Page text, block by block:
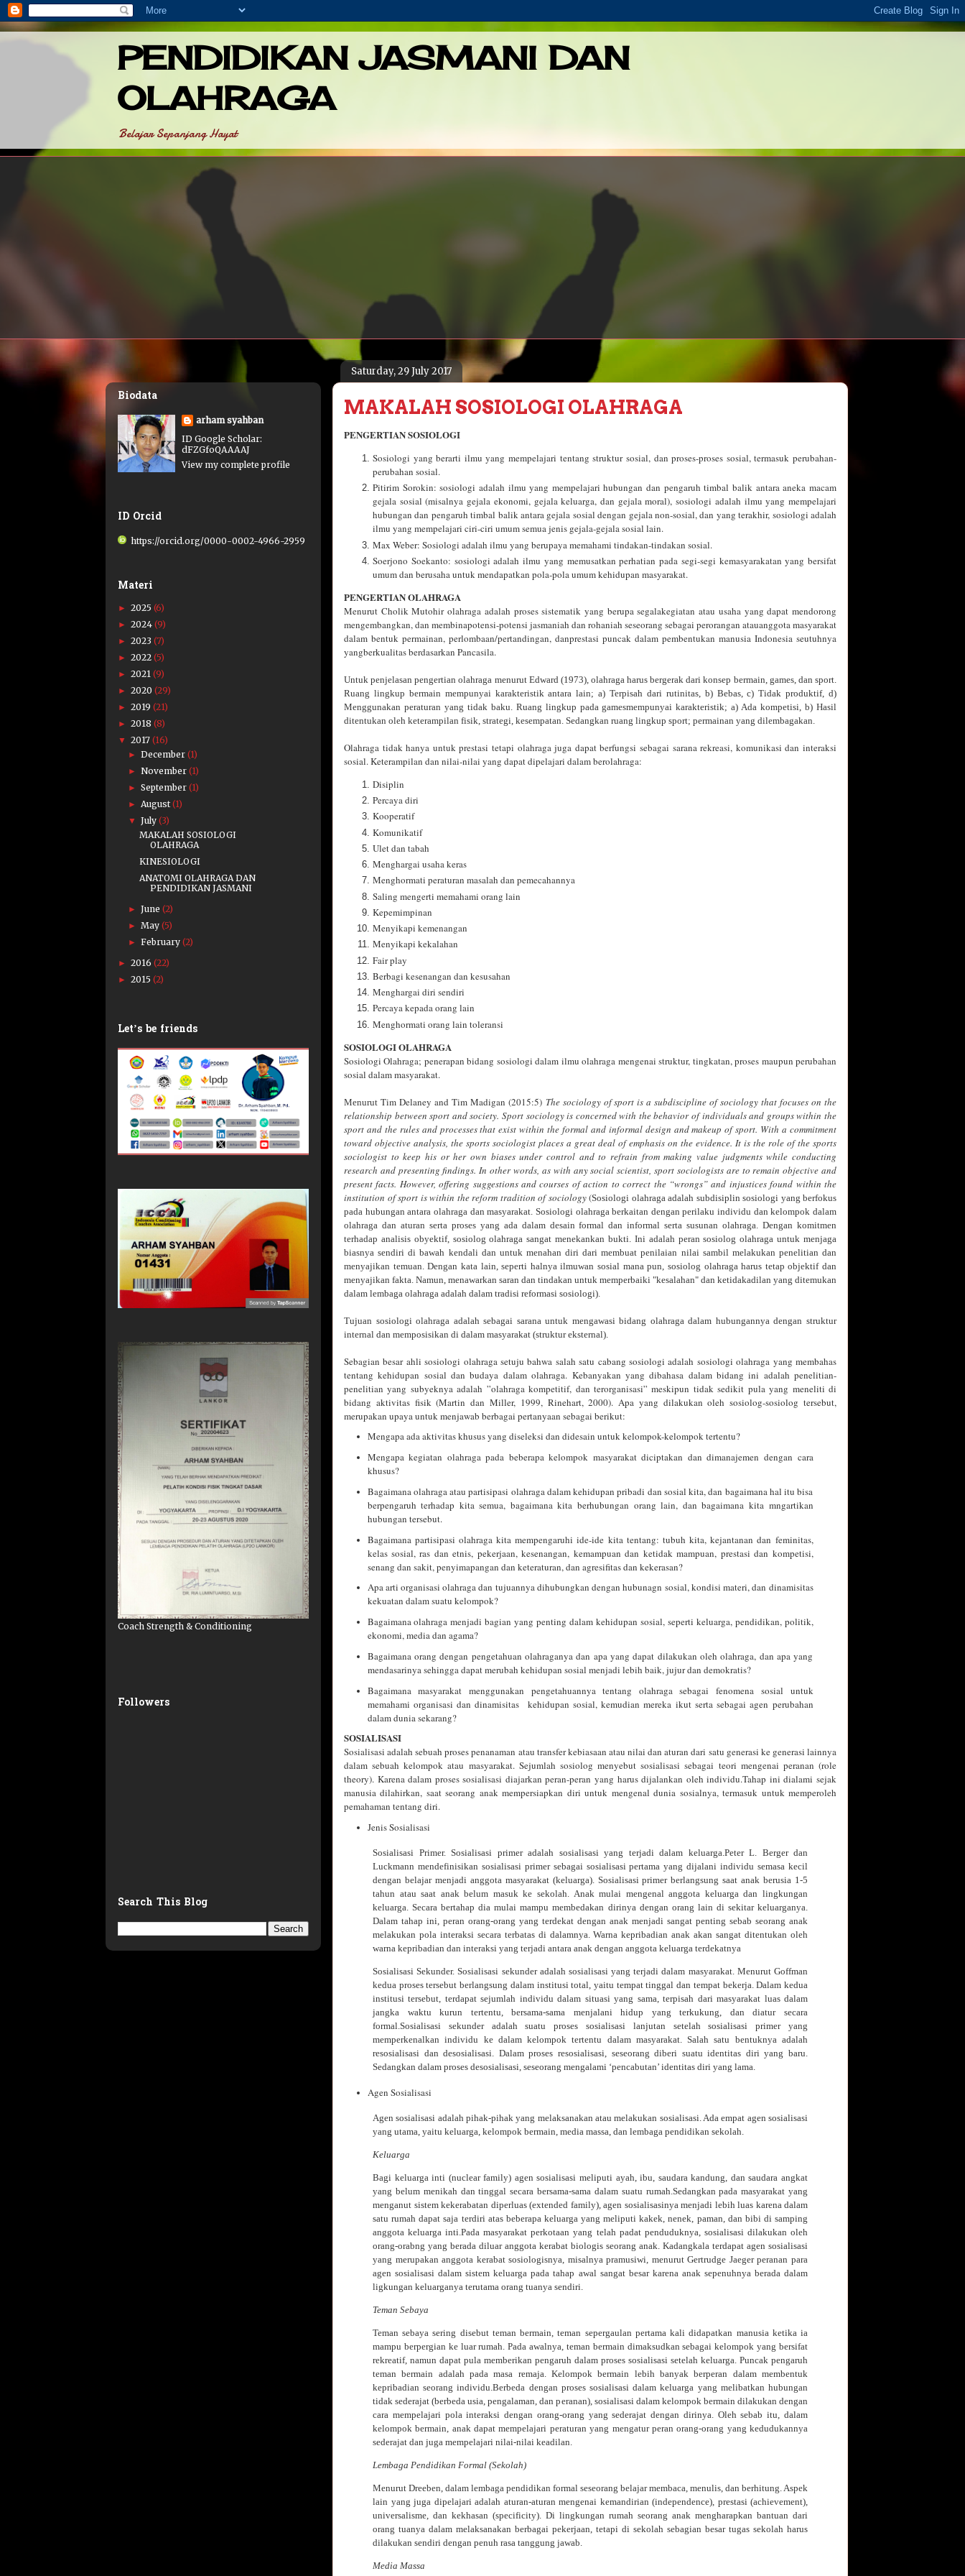
PENDIDIKAN JASMANI DAN
OLAHRAGA
Belajar Sepanjang Hayat
Saturday, 29 July 2017
MAKALAH SOSIOLOGI OLAHRAGA
PENGERTIAN SOSIOLOGI
Sosiologi yang berarti ilmu yang mempelajari tentang struktur sosial, dan proses-proses sosial, termasuk perubahan-
perubahan sosial.
Pitirim Sorokin: sosiologi adalah ilmu yang mempelajari hubungan dan pengaruh timbal balik antara aneka macam
gejala sosial (misalnya gejala ekonomi, gejala keluarga, dan gejala moral), sosiologi adalah ilmu yang mempelajari
hubungan dan pengaruh timbal balik antara gejala sosial dengan gejala non-sosial, dan yang terakhir, sosiologi adalah
ilmu yang mempelajari ciri-ciri umum semua jenis gejala-gejala sosial lain.
Max Weber: Sosiologi adalah ilmu yang berupaya memahami tindakan-tindakan sosial.
Soerjono Soekanto: sosiologi adalah ilmu yang memusatkan perhatian pada segi-segi kemasyarakatan yang bersifat
umum dan berusaha untuk mendapatkan pola-pola umum kehidupan masyarakat.
PENGERTIAN OLAHRAGA
Menurut Cholik Mutohir olahraga adalah proses sistematik yang berupa segalakegiatan atau usaha yang dapat mendorong
mengembangkan, dan membinapotensi-potensi jasmaniah dan rohaniah seseorang sebagai perorangan atauanggota masyarakat
dalam bentuk permainan, perlombaan/pertandingan, danprestasi puncak dalam pembentukan manusia Indonesia seutuhnya
yangberkualitas berdasarkan Pancasila.
Untuk penjelasan pengertian olahraga menurut Edward (1973), olahraga harus bergerak dari konsep bermain, games, dan sport.
Ruang lingkup bermain mempunyai karakteristik antara lain; a) Terpisah dari rutinitas, b) Bebas, c) Tidak produktif, d)
Menggunakan peraturan yang tidak baku. Ruang lingkup pada gamesmempunyai karakteristik; a) Ada kompetisi, b) Hasil
ditentukan oleh keterampilan fisik, strategi, kesempatan. Sedangkan ruang lingkup sport; permainan yang dilembagakan.
Olahraga tidak hanya untuk prestasi tetapi olahraga juga dapat berfungsi sebagai sarana rekreasi, komunikasi dan interaksi
sosial. Keterampilan dan nilai-nilai yang dapat dipelajari dalam berolahraga:
Disiplin
Percaya diri
Kooperatif
Komunikatif
Ulet dan tabah
Menghargai usaha keras
Menghormati peraturan masalah dan pemecahannya
Saling mengerti memahami orang lain
Kepemimpinan
Menyikapi kemenangan
Menyikapi kekalahan
Fair play
Berbagi kesenangan dan kesusahan
Menghargai diri sendiri
Percaya kepada orang lain
Menghormati orang lain toleransi
SOSIOLOGI OLAHRAGA
Sosiologi Olahraga; penerapan bidang sosiologi dalam ilmu olahraga mengenai struktur, tingkatan, proses maupun perubahan
sosial dalam masyarakat.
Menurut Tim Delaney and Tim Madigan (2015:5) The sociology of sport is a subdiscipline of sociology that focuses on the
relationship between sport and society. Sport sociology is concerned with the behavior of individuals and groups within the
sport and the rules and processes that exist within the formal and informal design and makeup of sport. With a commitment
toward objective analysis, the sports sociologist places a great deal of emphasis on the evidence. It is the role of the sports
sociologist to keep his or her own biases under control and to refrain from making value judgments while conducting
research and presenting findings. In other words, as with any social scientist, sport sociologists are to remain objective and
present facts. However, offering suggestions and courses of action to correct the “wrongs” and injustices found within the
institution of sport is within the reform tradition of sociology(Sosiologi olahraga adalah subdisiplin sosiologi yang berfokus
pada hubungan antara olahraga dan masyarakat. Sosiologi olahraga berkaitan dengan perilaku individu dan kelompok dalam
olahraga dan aturan serta proses yang ada dalam desain formal dan informal serta susunan olahraga. Dengan komitmen
terhadap analisis obyektif, sosiolog olahraga sangat menekankan bukti. Ini adalah peran sosiolog olahraga untuk menjaga
biasnya sendiri di bawah kendali dan untuk menahan diri dari membuat penilaian nilai sambil melakukan penelitian dan
menyajikan temuan. Dengan kata lain, seperti halnya ilmuwan sosial mana pun, sosiolog olahraga harus tetap objektif dan
menyajikan fakta. Namun, menawarkan saran dan tindakan untuk memperbaiki "kesalahan" dan ketidakadilan yang ditemukan
dalam lembaga olahraga adalah dalam tradisi reformasi sosiologi).
Tujuan sosiologi olahraga adalah sebagai sarana untuk mengawasi bidang olahraga dalam hubungannya dengan struktur
internal dan memposisikan di dalam masyarakat (struktur eksternal).
Sebagian besar ahli sosiologi olahraga setuju bahwa salah satu cabang sosiologi adalah sosiologi olahraga yang membahas
tentang kehidupan sosial dan budaya dalam olahraga. Kebanyakan yang dibahasa dalam bidang ini adalah penelitian-
penelitian yang subyeknya adalah ”olahraga kompetitif, dan terorganisasi” meskipun tidak sedikit pula yang meneliti di
bidang aktivitas fisik (Martin dan Miller, 1999, Rinehart, 2000). Apa yang dilakukan oleh sosiolog-sosiolog tersebut,
merupakan upaya untuk menjawab berbagai pertanyaan sebagai berikut:
Mengapa ada aktivitas khusus yang diseleksi dan didesain untuk kelompok-kelompok tertentu?
Mengapa kegiatan olahraga pada beberapa kelompok masyarakat diciptakan dan dimanajemen dengan cara
khusus?
Bagaimana olahraga atau partisipasi olahraga dalam kehidupan pribadi dan sosial kita, dan bagaimana hal itu bisa
berpengaruh terhadap kita semua, bagaimana kita berhubungan orang lain, dan bagaimana kita mngartikan
hubungan tersebut.
Bagaimana partisipasi olahraga kita mempengaruhi ide-ide kita tentang: tubuh kita, kejantanan dan feminitas,
kelas sosial, ras dan etnis, pekerjaan, kesenangan, kemampuan dan ketidak mampuan, prestasi dan kompetisi,
senang dan sakit, penyimapangan dan keteraturan, dan agresifitas dan kekerasan?
Apa arti organisasi olahraga dan tujuannya dihubungkan dengan hubunagn sosial, kondisi materi, dan dinamisitas
kekuatan dalam suatu kelompok?
Bagaimana olahraga menjadi bagian yang penting dalam kehidupan sosial, seperti keluarga, pendidikan, politik,
ekonomi, media dan agama?
Bagaimana orang dengan pengetahuan olahraganya dan apa yang dapat dilakukan oleh olahraga, dan apa yang
mendasarinya sehingga dapat merubah kehidupan sosial menjadi lebih baik, jujur dan demokratis?
Bagaimana masyarakat menggunakan pengetahuannya tentang olahraga sebagai fenomena sosial untuk
memahami organisasi dan dinamisitas kehidupan sosial, kemudian mereka ikut serta sebagai agen perubahan
dalam dunia sekarang?
SOSIALISASI
Sosialisasi adalah sebuah proses penanaman atau transfer kebiasaan atau nilai dan aturan dari satu generasi ke generasi lainnya
dalam sebuah kelompok atau masyarakat. Sejumlah sosiolog menyebut sosialisasi sebagai teori mengenai peranan (role
theory). Karena dalam proses sosialisasi diajarkan peran-peran yang harus dijalankan oleh individu.Tahap ini dialami sejak
manusia dilahirkan, saat seorang anak mempersiapkan diri untuk mengenal dunia sosialnya, termasuk untuk memperoleh
pemahaman tentang diri.
Jenis Sosialisasi
Sosialisasi Primer. Sosialisasi primer adalah sosialisasi yang terjadi dalam keluarga.Peter L. Berger dan
Luckmann mendefinisikan sosialisasi primer sebagai sosialisasi pertama yang dijalani individu semasa kecil
dengan belajar menjadi anggota masyarakat (keluarga). Sosialisasi primer berlangsung saat anak berusia 1-5
tahun atau saat anak belum masuk ke sekolah. Anak mulai mengenal anggota keluarga dan lingkungan
keluarga. Secara bertahap dia mulai mampu membedakan dirinya dengan orang lain di sekitar keluarganya.
Dalam tahap ini, peran orang-orang yang terdekat dengan anak menjadi sangat penting sebab seorang anak
melakukan pola interaksi secara terbatas di dalamnya. Warna kepribadian anak akan sangat ditentukan oleh
warna kepribadian dan interaksi yang terjadi antara anak dengan anggota keluarga terdekatnya
Sosialisasi Sekunder.Sosialisasi sekunder adalah sosialisasi yang terjadi dalam masyarakat. Menurut Goffman
kedua proses tersebut berlangsung dalam institusi total, yaitu tempat tinggal dan tempat bekerja. Dalam kedua
institusi tersebut, terdapat sejumlah individu dalam situasi yang sama, terpisah dari masyarakat luas dalam
jangka waktu kurun tertentu, bersama-sama menjalani hidup yang terkukung, dan diatur secara
formal.Sosialisasi sekunder adalah suatu proses sosialisasi lanjutan setelah sosialisasi primer yang
memperkenalkan individu ke dalam kelompok tertentu dalam masyarakat. Salah satu bentuknya adalah
resosialisasi dan desosialisasi. Dalam proses resosialisasi, seseorang diberi suatu identitas diri yang baru.
Sedangkan dalam proses desosialisasi, seseorang mengalami ‘pencabutan’ identitas diri yang lama.
Agen Sosialisasi
Agen sosialisasi adalah pihak-pihak yang melaksanakan atau melakukan sosialisasi. Ada empat agen sosialisasi
yang utama, yaitu keluarga, kelompok bermain, media massa, dan lembaga pendidikan sekolah.
Keluarga
Bagi keluarga inti (nuclear family) agen sosialisasi meliputi ayah, ibu, saudara kandung, dan saudara angkat
yang belum menikah dan tinggal secara bersama-sama dalam suatu rumah.Sedangkan pada masyarakat yang
menganut sistem kekerabatan diperluas (extended family), agen sosialisasinya menjadi lebih luas karena dalam
satu rumah dapat saja terdiri atas beberapa keluarga yang meliputi kakek, nenek, paman, dan bibi di samping
anggota keluarga inti.Pada masyarakat perkotaan yang telah padat penduduknya, sosialisasi dilakukan oleh
orang-orabng yang berada diluar anggota kerabat biologis seorang anak. Kadangkala terdapat agen sosialisasi
yang merupakan anggota kerabat sosiologisnya, misalnya pramusiwi, menurut Gertrudge Jaeger peranan para
agen sosialisasi dalam sistem keluarga pada tahap awal sangat besar karena anak sepenuhnya berada dalam
ligkungan keluarganya terutama orang tuanya sendiri.
Teman Sebaya
Teman sebaya sering disebut teman bermain, teman sepergaulan pertama kali didapatkan manusia ketika ia
mampu berpergian ke luar rumah. Pada awalnya, teman bermain dimaksudkan sebagai kelompok yang bersifat
rekreatif, namun dapat pula memberikan pengaruh dalam proses sosialisasi setelah keluarga. Puncak pengaruh
teman bermain adalah pada masa remaja. Kelompok bermain lebih banyak berperan dalam membentuk
kepribadian seorang individu.Berbeda dengan proses sosialisasi dalam keluarga yang melibatkan hubungan
tidak sederajat (berbeda usia, pengalaman, dan peranan), sosialisasi dalam kelompok bermain dilakukan dengan
cara mempelajari pola interaksi dengan orang-orang yang sederajat dengan dirinya. Oleh sebab itu, dalam
kelompok bermain, anak dapat mempelajari peraturan yang mengatur peran orang-orang yang kedudukannya
sederajat dan juga mempelajari nilai-nilai keadilan.
Lembaga Pendidikan Formal (Sekolah)
Menurut Dreeben, dalam lembaga pendidikan formal seseorang belajar membaca, menulis, dan berhitung. Aspek
lain yang juga dipelajari adalah aturan-aturan mengenai kemandirian (independence), prestasi (achievement),
universalisme, dan kekhasan (specificity). Di lingkungan rumah seorang anak mengharapkan bantuan dari
orang tuanya dalam melaksanakan berbagai pekerjaan, tetapi di sekolah sebagian besar tugas sekolah harus
dilakukan sendiri dengan penuh rasa tanggung jawab.
Media Massa
Biodata
arham syahban
ID Google Scholar:
dFZGfoQAAAAJ
View my complete profile
ID Orcid
https://orcid.org/0000-0002-4966-2959
Materi
► 2025 (6)
► 2024 (9)
► 2023 (7)
► 2022 (5)
► 2021 (9)
► 2020 (29)
► 2019 (21)
► 2018 (8)
▼ 2017 (16)
►December(1)
►November(1)
►September(1)
►August(1)
▼July(3)
MAKALAH SOSIOLOGI
OLAHRAGA
KINESIOLOGI
ANATOMI OLAHRAGA DAN
PENDIDIKAN JASMANI
►June(2)
►May(5)
►February(2)
► 2016 (22)
► 2015 (2)
Let’s be friends
Coach Strength & Conditioning
Followers
Search This Blog